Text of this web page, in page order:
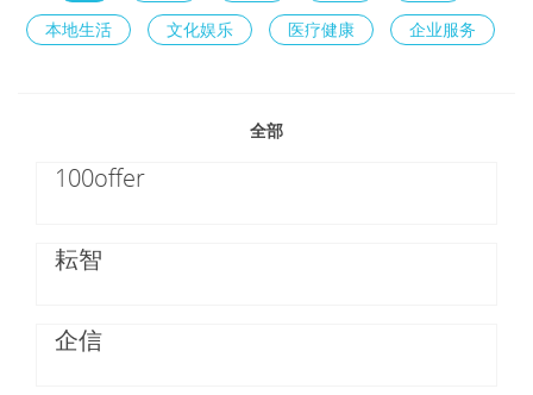
本地生活
文化娱乐 医疗健康 企业服务
全部
100offer
耘智
企信